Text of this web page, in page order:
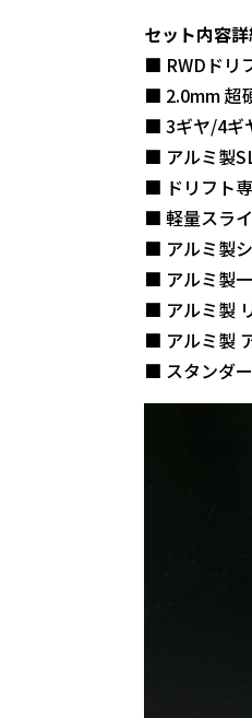
セット内容
■ RWDドリ
■ 2.0mm 超
■ 3ギヤ/4ギ
■ アルミ製
■ ドリフト
■ 軽量スラ
■ アルミ製
■ アルミ製
■ アルミ製
■ アルミ製
■ スタンダ